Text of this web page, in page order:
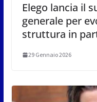
Elego lancia il
generale per
struttura in
29 Gennaio 2026